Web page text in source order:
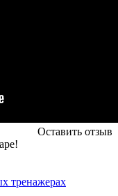
Оставить отзыв